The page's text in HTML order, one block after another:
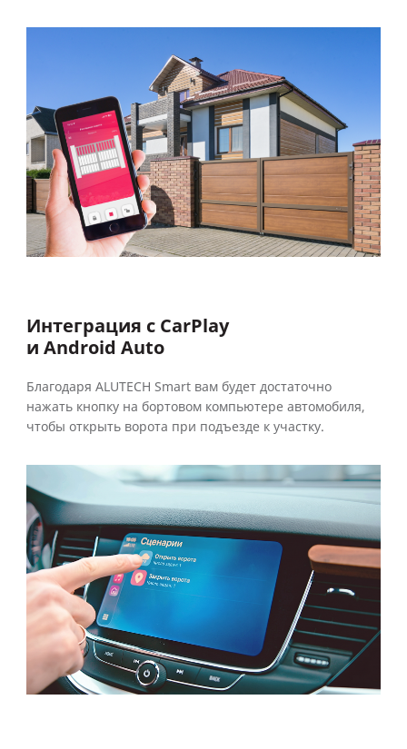
Интеграция с CarPlay
и Android Auto
Благодаря ALUTECH Smart вам будет достаточно
нажать кнопку на бортовом компьютере автомобиля,
чтобы открыть ворота при подъезде к участку.